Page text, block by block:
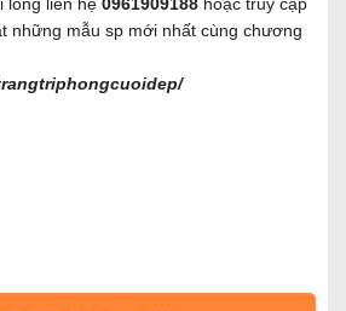
những mẫu sp mới nhất cùng chương